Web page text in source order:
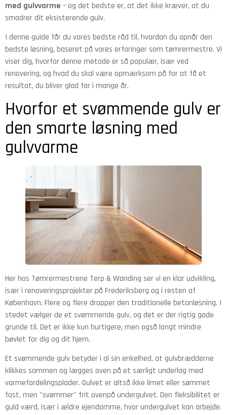
med gulvvarme – og det bedste er, at det ikke kræver, at du
smadrer dit eksisterende gulv.
I denne guide får du vores bedste råd til, hvordan du opnår den
bedste løsning, baseret på vores erfaringer som tømrermestre. Vi
viser dig, hvorfor denne metode er så populær, især ved
renovering, og hvad du skal være opmærksom på for at få et
resultat, du bliver glad for i mange år.
Hvorfor et svømmende gulv er
den smarte løsning med
gulvvarme
Her hos Tømrermestrene Terp & Wanding ser vi en klar udvikling,
især i renoveringsprojekter på Frederiksberg og i resten af
København. Flere og flere dropper den traditionelle betonløsning. I
stedet vælger de et svømmende gulv, og det er der rigtig gode
grunde til. Det er ikke kun hurtigere, men også langt mindre
bøvlet for dig og dit hjem.
Et svømmende gulv betyder i al sin enkelhed, at gulvbrædderne
klikkes sammen og lægges oven på et særligt underlag med
varmefordelingsplader. Gulvet er altså ikke limet eller sømmet
fast, men "svømmer" frit ovenpå undergulvet. Den fleksibilitet er
guld værd, især i ældre ejendomme, hvor undergulvet kan arbejde.